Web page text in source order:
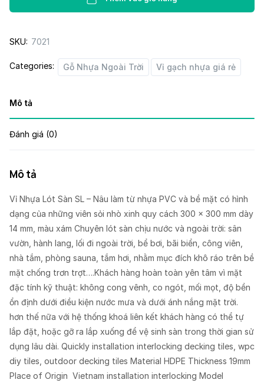
SL-
quantity
SKU: 7021
Categories: Gỗ Nhựa Ngoài Trời Vỉ gạch nhựa giá rẻ
Mô tả
Đánh giá (0)
Mô tả
Vỉ Nhựa Lót Sàn SL – Nâu làm từ nhựa PVC và bề mặt có hình
dạng của những viên sỏi nhò xinh quy cách 300 x 300 mm dày
14 mm, màu xám Chuyên lót sàn chịu nước và ngoài trời: sân
vườn, hành lang, lối đi ngoài trời, bể bơi, bãi biển, công viên,
nhà tắm, phòng sauna, tắm hơi, nhằm mục đích khô ráo trên bề
mặt chống trơn trợt….Khách hàng hoàn toàn yên tâm vì mặt
đặc tính kỹ thuật: không cong vênh, co ngót, mối mọt, độ bền
ổn định dưới điều kiện nước mưa và dưới ánh nắng mặt trời.
hơn thế nữa với hệ thống khoá liên kết khách hàng có thể tự
lắp đặt, hoặc gỡ ra lắp xuống để vệ sinh sàn trong thời gian sử
dụng lâu dài. Quickly installation interlocking decking tiles, wpc
diy tiles, outdoor decking tiles Material HDPE Thickness 19mm
Place of Origin Vietnam installation interlocking Model